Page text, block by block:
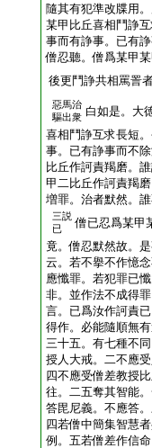
隨其有犯準改牒用
某甲比丘喜相鬥諍
事而有諍事。已有
僧忍聽。僧爲某甲
後更鬥諍共相罵詈
惡馬治
驅出衆 白如是。大
喜相鬥諍互求長短
事。已有諍事而不
比丘作訶責羯磨。
甲二比丘作訶責羯
増罪。治者默然。
三説
已
僧已忍爲某甲
竟。僧忍默然故。
云。若不擧不作憶
應懺罪。若犯罪已
非。並作法不成得
言。已爲汝作訶責
得作。必能隨順無
三十五。有七種不
授人大戒。二不應
四不應受僧差教授
往。二五奪其智能
答毘尼義。不應答
四若僧中簡集智慧
例。五若僧差作信